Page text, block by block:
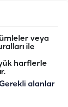
veya
ile
harflerle
alanlar